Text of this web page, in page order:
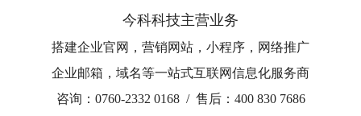
今科科技主营业务
搭建企业官网，营销网站，小程序，网络推广
企业邮箱，域名等一站式互联网信息化服务商
咨询：0760-2332 0168 / 售后：400 830 7686